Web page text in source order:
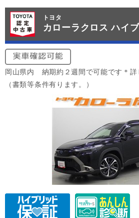
トヨタ
カローラクロス ハイ
岡山県内 納期約２週間で可能です＊詳
（書類等条件有ります。）